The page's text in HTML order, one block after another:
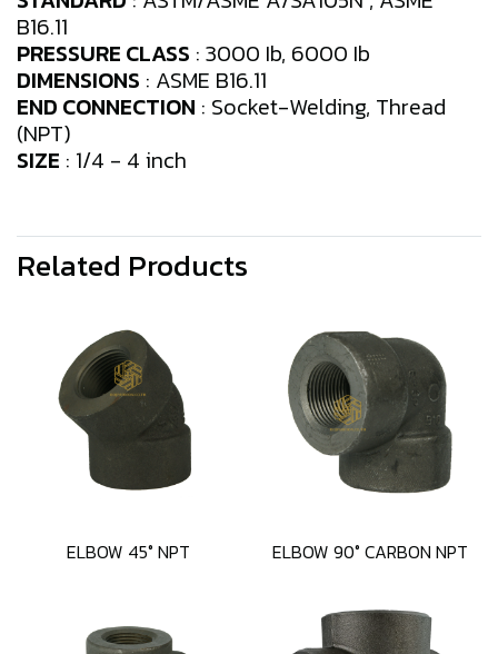
B16.11
PRESSURE CLASS : 3000 Ib, 6000 Ib
DIMENSIONS : ASME B16.11
END CONNECTION : Socket-Welding, Thread
(NPT)
SIZE : 1/4 - 4 inch
Related Products
ELBOW 45° NPT ELBOW 90° CARBON NPT